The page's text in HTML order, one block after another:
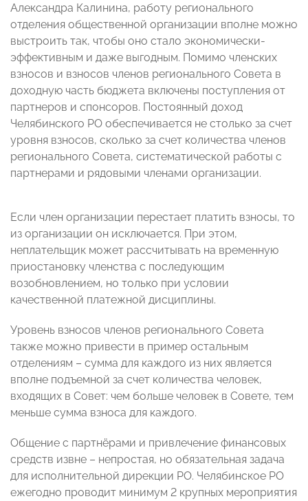
Александра Калинина, работу регионального
отделения общественной организации вполне можно
выстроить так, чтобы оно стало экономически-
эффективным и даже выгодным. Помимо членских
взносов и взносов членов регионального Совета в
доходную часть бюджета включены поступления от
партнеров и спонсоров. Постоянный доход
Челябинского РО обеспечивается не столько за счет
уровня взносов, сколько за счет количества членов
регионального Совета, систематической работы с
партнерами и рядовыми членами организации.
Если член организации перестает платить взносы, то
из организации он исключается. При этом,
неплательщик может рассчитывать на временную
приостановку членства с последующим
возобновлением, но только при условии
качественной платежной дисциплины.
Уровень взносов членов регионального Совета
также можно привести в пример остальным
отделениям – сумма для каждого из них является
вполне подъемной за счет количества человек,
входящих в Совет: чем больше человек в Совете, тем
меньше сумма взноса для каждого.
Общение с партнёрами и привлечение финансовых
средств извне – непростая, но обязательная задача
для исполнительной дирекции РО. Челябинское РО
ежегодно проводит минимум 2 крупных мероприятия